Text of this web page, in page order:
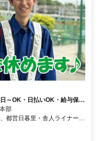
～OK・日払いOK・給与保証
部
都営日暮里・舎人ライナー
里・舎人ライナー 日暮里尾